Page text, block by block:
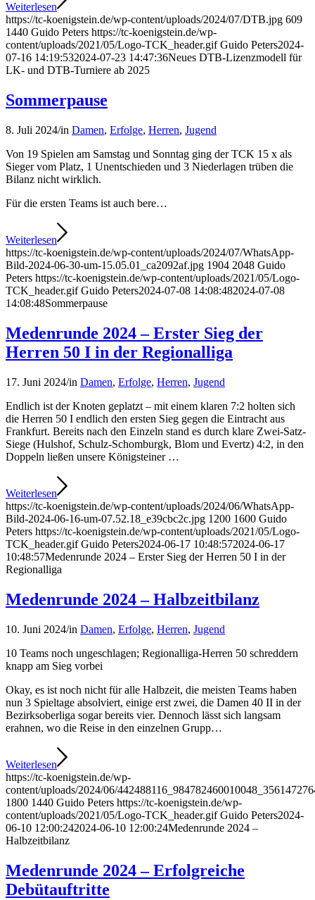
Weiterlesen
https://tc-koenigstein.de/wp-content/uploads/2024/07/DTB.jpg 609
1440 Guido Peters https://tc-koenigstein.de/wp-
content/uploads/2021/05/Logo-TCK_header.gif Guido Peters2024-
07-16 14:19:532024-07-23 14:47:36Neues DTB-Lizenzmodell für
LK- und DTB-Turniere ab 2025
Sommerpause
8. Juli 2024/in Damen, Erfolge, Herren, Jugend
Von 19 Spielen am Samstag und Sonntag ging der TCK 15 x als
Sieger vom Platz, 1 Unentschieden und 3 Niederlagen trüben die
Bilanz nicht wirklich.
Für die ersten Teams ist auch bere…
Weiterlesen
https://tc-koenigstein.de/wp-content/uploads/2024/07/WhatsApp-
Bild-2024-06-30-um-15.05.01_ca2092af.jpg 1904 2048 Guido
Peters https://tc-koenigstein.de/wp-content/uploads/2021/05/Logo-
TCK_header.gif Guido Peters2024-07-08 14:08:482024-07-08
14:08:48Sommerpause
Medenrunde 2024 – Erster Sieg der
Herren 50 I in der Regionalliga
17. Juni 2024/in Damen, Erfolge, Herren, Jugend
Endlich ist der Knoten geplatzt – mit einem klaren 7:2 holten sich
die Herren 50 I endlich den ersten Sieg gegen die Eintracht aus
Frankfurt. Bereits nach den Einzeln stand es durch klare Zwei-Satz-
Siege (Hulshof, Schulz-Schomburgk, Blom und Evertz) 4:2, in den
Doppeln ließen unsere Königsteiner …
Weiterlesen
https://tc-koenigstein.de/wp-content/uploads/2024/06/WhatsApp-
Bild-2024-06-16-um-07.52.18_e39cbc2c.jpg 1200 1600 Guido
Peters https://tc-koenigstein.de/wp-content/uploads/2021/05/Logo-
TCK_header.gif Guido Peters2024-06-17 10:48:572024-06-17
10:48:57Medenrunde 2024 – Erster Sieg der Herren 50 I in der
Regionalliga
Medenrunde 2024 – Halbzeitbilanz
10. Juni 2024/in Damen, Erfolge, Herren, Jugend
10 Teams noch ungeschlagen; Regionalliga-Herren 50 schreddern
knapp am Sieg vorbei
Okay, es ist noch nicht für alle Halbzeit, die meisten Teams haben
nun 3 Spieltage absolviert, einige erst zwei, die Damen 40 II in der
Bezirksoberliga sogar bereits vier. Dennoch lässt sich langsam
erahnen, wo die Reise in den einzelnen Grupp…
Weiterlesen
https://tc-koenigstein.de/wp-
content/uploads/2024/06/
1800 1440 Guido Peters https://tc-koenigstein.de/wp-
content/uploads/2021/05/Logo-TCK_header.gif Guido Peters2024-
06-10 12:00:242024-06-10 12:00:24Medenrunde 2024 –
Halbzeitbilanz
Medenrunde 2024 – Erfolgreiche
Debütauftritte